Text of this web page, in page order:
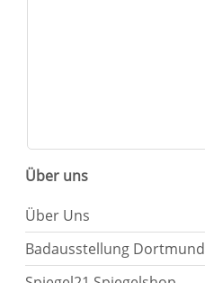
Über uns
Über Uns
Badausstellung Dortmund